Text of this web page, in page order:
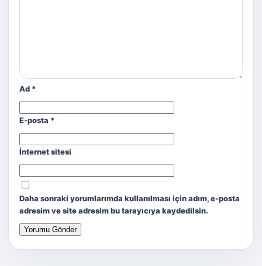
Ad *
E-posta *
İnternet sitesi
Daha sonraki yorumlarımda kullanılması için adım, e-posta
adresim ve site adresim bu tarayıcıya kaydedilsin.